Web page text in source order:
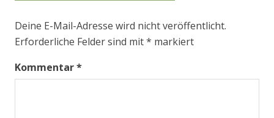
Deine E-Mail-Adresse wird nicht veröffentlicht.
Erforderliche Felder sind mit* markiert
Kommentar*